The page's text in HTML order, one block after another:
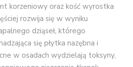
korzeniowy oraz kość wyrostka
rozwija się w wyniku
dziąseł, którego
się płytka nazębna i
w osadach wydzielają toksyny,